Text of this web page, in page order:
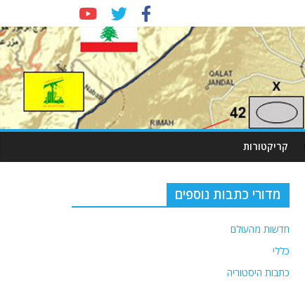
קריקטורות
מדורי כתבות נוספים
חדשות מהעולם
כללי
כתבות היסטוריה